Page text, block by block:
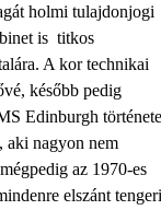
holmi tulajdonjogi
is titkos
A kor technikai
később pedig
Edinburgh
aki nagyon nem
az 1970-es
elszánt tengeri